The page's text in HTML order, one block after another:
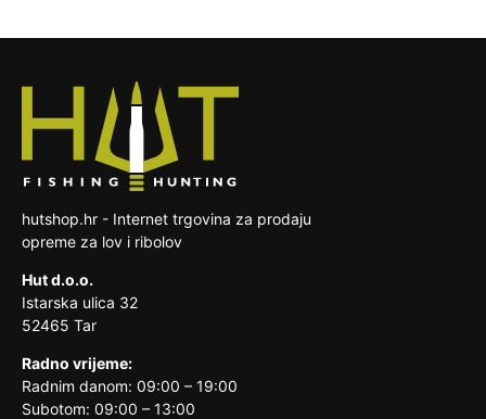
kupac.
ili higijenskih razloga nije pogodna za
dostave
roba koja je zbog svoje prirode nakon
dostave nerazdvojivo pomiješana s
drugim stvarima
zamjenskog proizvoda. Troškove zamjene
reklamacijskog proizvoda snosi prodavatelj.
hutshop.hr - Internet trgovina za prodaju
opreme za lov i ribolov
Hut d.o.o.
Istarska ulica 32
52465 Tar
Radno vrijeme:
Radnim danom: 09:00 – 19:00
Subotom: 09:00 – 13:00